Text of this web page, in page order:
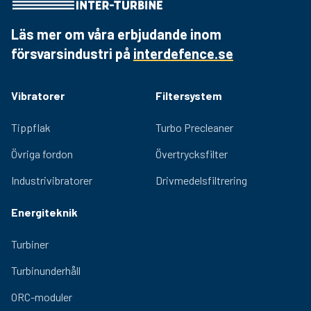
De justerbara excentervikterna gör det möjligt att
optimera vibrationskraften efter installationens krav,
medan kvalitetslager och effektiv smörjning
säkerställer lång livslängd och låg underhållsnivå.
Läs mer om våra erbjudande inom
försvarsindustri på interdefence.se
Vibratorer
Tippflak
Övriga fordon
Industrivibratorer
Filtersystem
Turbo Precleaner
Övertrycksfilter
Drivmedelsfiltrering
Energiteknik
Turbiner
Turbinunderhåll
ORC-moduler